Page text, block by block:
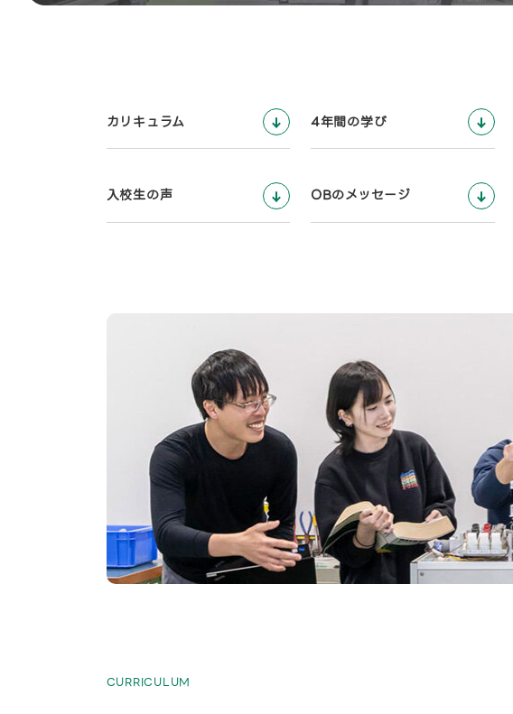
カリキュラム 4年間の学び
入校生の声 OBのメッセージ
CURRICULUM